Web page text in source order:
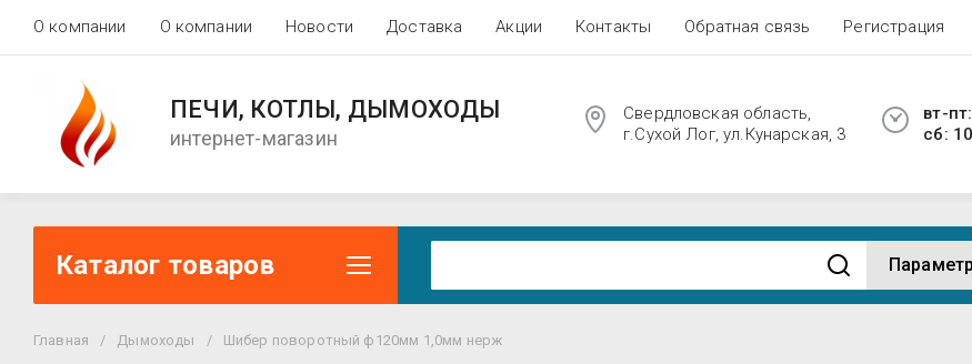
О компании О компании Новости Доставка Акции Контакты Обратная связь Регистрация
ПЕЧИ, КОТЛЫ, ДЫМОХОДЫ
интернет-магазин
Свердловская область,
г.Сухой Лог, ул.Кунарская, 3
вт-
сб:
Каталог товаров
Главная / Дымоходы / Шибер поворотный ф120мм 1,0мм нерж